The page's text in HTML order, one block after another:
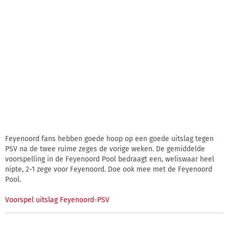
Feyenoord fans hebben goede hoop op een goede uitslag tegen
PSV na de twee ruime zeges de vorige weken. De gemiddelde
voorspelling in de Feyenoord Pool bedraagt een, weliswaar heel
nipte, 2-1 zege voor Feyenoord. Doe ook mee met de Feyenoord
Pool.
Voorspel uitslag Feyenoord-PSV